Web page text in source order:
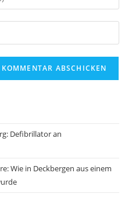
Defibrillator an
Wie in Deckbergen aus einem